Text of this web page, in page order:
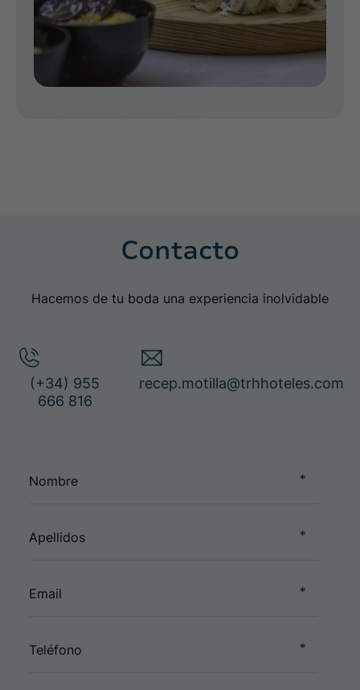
Contacto
Hacemos de tu boda una experiencia inolvidable
(+34) 955
666 816
recep.motilla@trhhoteles.com